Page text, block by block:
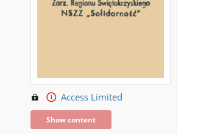
Access Limited
Show content